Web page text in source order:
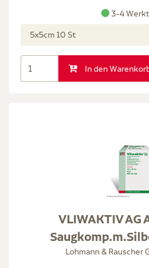
3-4
5x5cm 10 St
In den
VLIWAKTIV
Lohmann & Rauscher